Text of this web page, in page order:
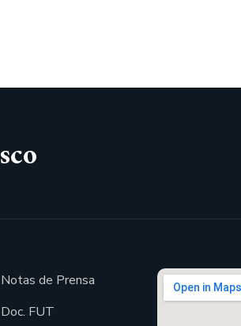
Notas de Prensa
Doc. FUT